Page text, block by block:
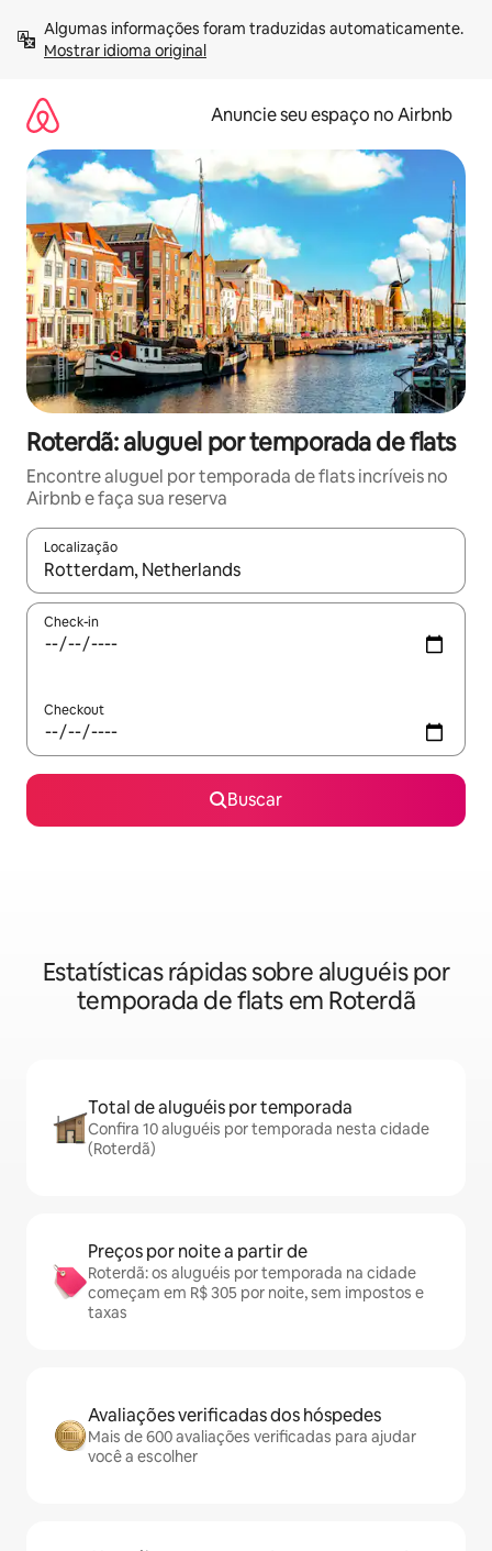
para
Mostrar idioma original
Anuncie seu espaço no Airbnb
Roterdã: aluguel por temporada de flats
Encontre aluguel por temporada de flats incríveis no
Airbnb e faça sua reserva
Localização
Quando os resultados estiverem disponíveis, explore-os
Check-in
Checkout
Buscar
Estatísticas rápidas sobre aluguéis por
temporada de flats em Roterdã
Total de aluguéis por temporada
Confira 10 aluguéis por temporada nesta cidade
(Roterdã)
Preços por noite a partir de
Roterdã: os aluguéis por temporada na cidade
começam em R$ 305 por noite, sem impostos e
taxas
Avaliações verificadas dos hóspedes
Mais de 600 avaliações verificadas para ajudar
você a escolher